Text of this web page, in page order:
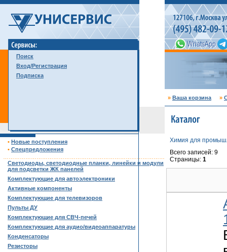
Поиск
Вход/Регистрация
Подписка
» Ваша корзина »
• Новые поступления
• Спецпредложения
Светодиоды, светодиодные планки, линейки и модули
для подсветки ЖК панелей
Комплектующие для автоэлектроники
Активные компоненты
Комплектующие для телевизоров
Пульты ДУ
Комплектующие для СВЧ-печей
Комплектующие для аудио/видеоаппаратуры
Конденсаторы
Резисторы
Химия для
Всего записей: 9
Страницы: 1